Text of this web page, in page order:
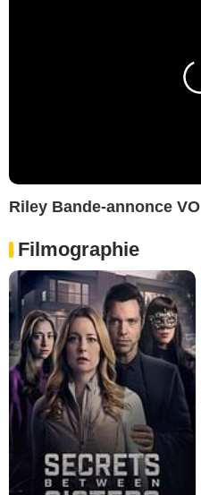
Riley Bande-annonce VO
Filmographie